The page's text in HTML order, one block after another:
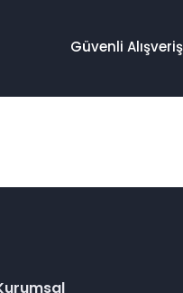
Güvenli Alışveriş